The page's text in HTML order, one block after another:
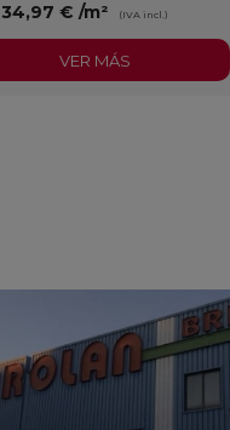
34,97 € /m² (IVA incl.)
VER MÁS